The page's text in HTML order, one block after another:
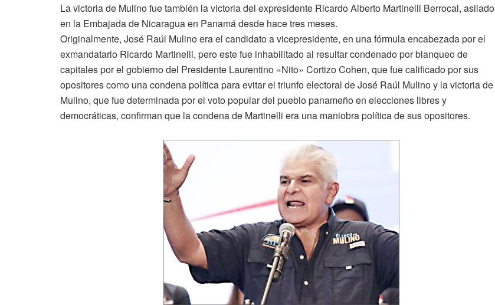
La victoria de Mulino fue también la victoria del expresidente Ricardo Alberto Martinelli Berrocal, asilado
en la Embajada de Nicaragua en Panamá desde hace tres meses.
Originalmente, José Raúl Mulino era el candidato a vicepresidente, en una fórmula encabezada por el
exmandatario Ricardo Martinelli, pero este fue inhabilitado al resultar condenado por blanqueo de
capitales por el gobierno del Presidente Laurentino «Nito» Cortizo Cohen, que fue calificado por sus
opositores como una condena política para evitar el triunfo electoral de José Raúl Mulino y la victoria de
Mulino, que fue determinada por el voto popular del pueblo panameño en elecciones libres y
democráticas, confirman que la condena de Martinelli era una maniobra política de sus opositores.